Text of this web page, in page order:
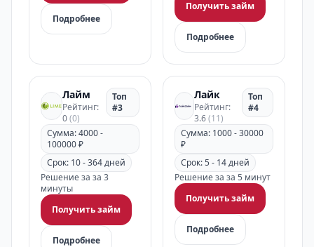
Подробнее
Получить займ
Подробнее
Лайм
Рейтинг:
0(0)
Топ
#3
Сумма: 4000 -
100000 ₽
Срок: 10 - 364 дней
Решение за за 3
минуты
Получить займ
Подробнее
Лайк
Рейтинг:
3.6(11)
Топ
#4
Сумма: 1000 - 30000
₽
Срок: 5 - 14 дней
Решение за за 5 минут
Получить займ
Подробнее